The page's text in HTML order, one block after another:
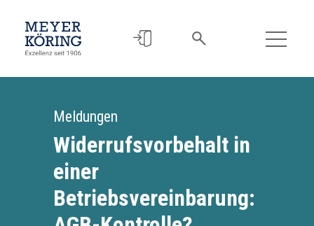
Meldungen
Widerrufsvorbehalt in
einer
Betriebsvereinbarung: